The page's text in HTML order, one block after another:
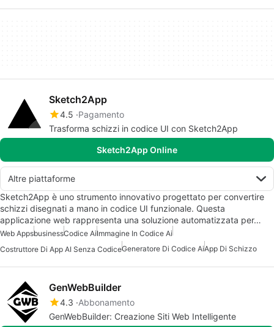
Sketch2App
4.5 Pagamento
Trasforma schizzi in codice UI con Sketch2App
Sketch2App Online
Altre piattaforme
Sketch2App è uno strumento innovativo progettato per convertire
schizzi disegnati a mano in codice UI funzionale. Questa
applicazione web rappresenta una soluzione automatizzata per…
Web AppsbusinessCodice AiImmagine In Codice Ai
Costruttore Di App AI Senza CodiceGeneratore Di Codice AiApp Di Schizzo
GenWebBuilder
4.3 Abbonamento
GenWebBuilder: Creazione Siti Web Intelligente